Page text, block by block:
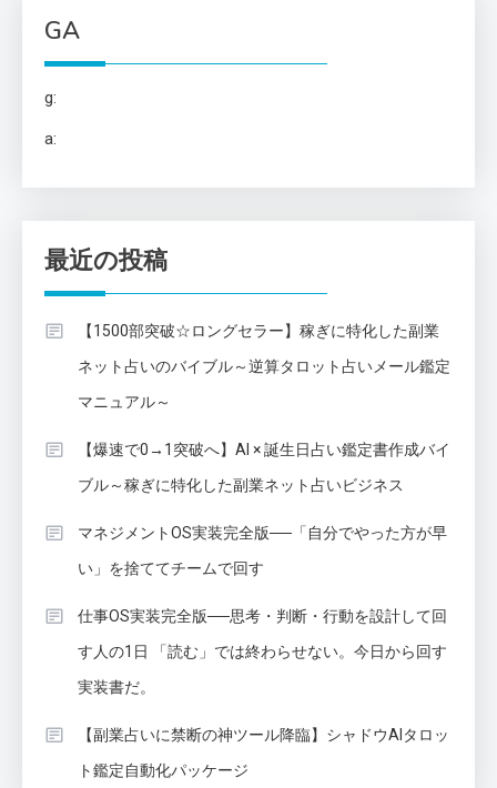
GA
g:
a:
最近の投稿
【1500部突破☆ロングセラー】稼ぎに特化した副業
ネット占いのバイブル～逆算タロット占いメール鑑定
マニュアル～
【爆速で0→1突破へ】AI × 誕生日占い鑑定書作成バイ
ブル～稼ぎに特化した副業ネット占いビジネス
マネジメントOS実装完全版──「自分でやった方が早
い」を捨ててチームで回す
仕事OS実装完全版──思考・判断・行動を設計して回
す人の1日 「読む」では終わらせない。今日から回す
実装書だ。
【副業占いに禁断の神ツール降臨】シャドウAIタロッ
ト鑑定自動化パッケージ